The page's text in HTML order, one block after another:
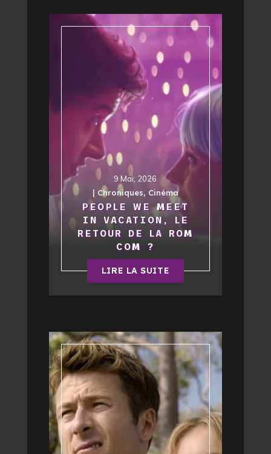
9 Mai, 2026
| Chroniques, Cinéma
PEOPLE WE MEET
IN VACATION, LE
RETOUR DE LA ROM
COM ?
LIRE LA SUITE